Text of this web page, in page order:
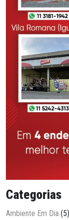
Categorias
Ambiente Em Dia (5)